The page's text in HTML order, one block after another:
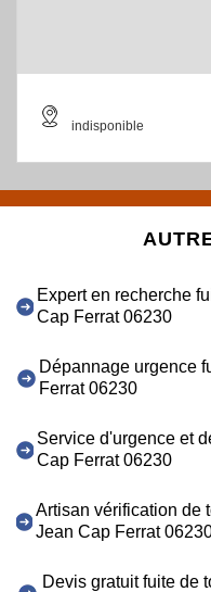
indisponible
Expert en recherche
Cap Ferrat 06230
Dépannage urgence
Ferrat 06230
Service d'urgence et
Cap Ferrat 06230
Artisan vérification de
Jean Cap Ferrat
Devis gratuit fuite de